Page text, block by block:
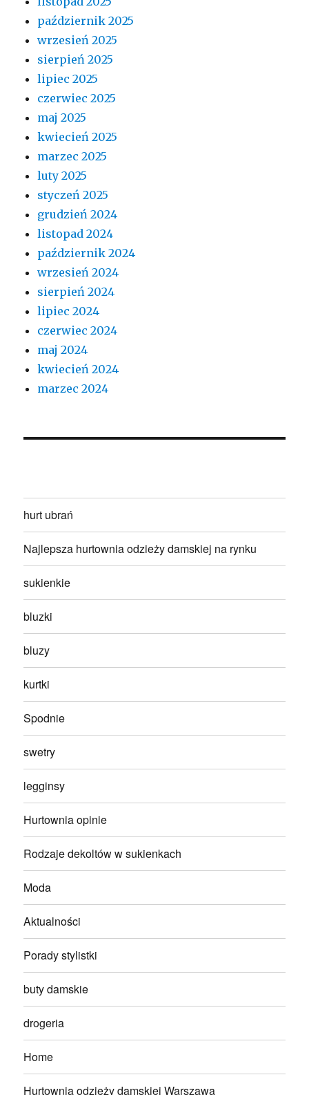
październik 2025
wrzesień 2025
sierpień 2025
lipiec 2025
czerwiec 2025
maj 2025
kwiecień 2025
marzec 2025
luty 2025
styczeń 2025
grudzień 2024
listopad 2024
październik 2024
wrzesień 2024
sierpień 2024
lipiec 2024
czerwiec 2024
maj 2024
kwiecień 2024
marzec 2024
hurt ubrań
Najlepsza hurtownia odzieży damskiej na rynku
sukienkie
bluzki
bluzy
kurtki
Spodnie
swetry
legginsy
Hurtownia opinie
Rodzaje dekoltów w sukienkach
Moda
Aktualności
Porady stylistki
buty damskie
drogeria
Home
Hurtownia odzieży damskiej Warszawa